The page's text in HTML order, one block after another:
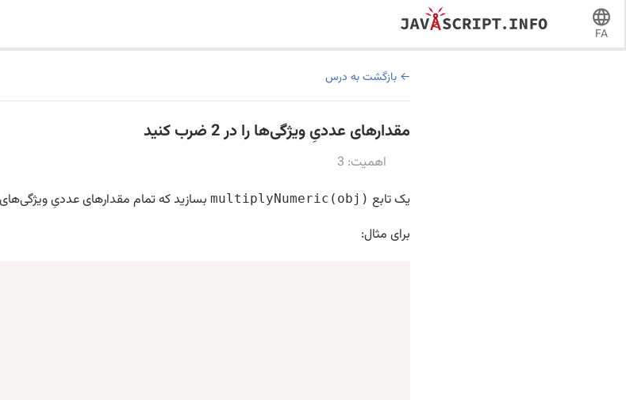
FA
بازگشت به درس
مقدارهای عددیِ ویژگی‌ها را در 2 ضرب کنید
اهمیت: 3
یک تابع multiplyNumeric(obj) بسازید که تمام مقدارهای عددیِ ویژگی‌های
برای مثال: